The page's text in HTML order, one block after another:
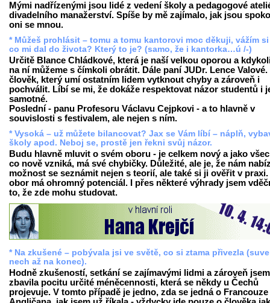
Mými nadřízenými jsou lidé z vedení školy a pedagogové
divadelního manažerství. Spíše by mě zajímalo, jak jsou
oni se mnou.
* Můžeš prohlásit – tomu a tomu kantorovi moc děkuji, vážím
co mi dal do života? Který to je? (samo, že i kantorka…ú /-)
Určitě Blance Chládkové, která je naší velkou oporou a
na ní můžeme s čímkoli obrátit. Dále paní JUDr. Lence Valové.
člověk, který umí ostatním lidem vytknout chyby a zároveň i
pochválit. Líbí se mi, že dokáže respektovat názor studentů i
samotné.
Poslední - panu Profesoru Václavu Cejpkovi - a to hlavně v
souvislosti s festivalem, ale nejen s ním.
* Vysoká – už můžete bilancovat? Jax se Vám líbí – náplň,
školy apod. Neboj se, prostě jen řekni svůj názor.
Budu hlavně mluvit o svém oboru - je celkem nový a jako
co nově vzniká, má své chybičky. Důležité, ale je, že nám
možnost se seznámit nejen s teorií, ale také si ji ověřit v praxi.
obor má ohromný potenciál. I přes některé výhrady jsem
to, že zde mohu studovat.
* Na zkušené – pobývala jsi ve světě, co si ztama přivezla
nech až na konec).
Hodně zkušeností, setkání se zajímavými lidmi a zároveň
zbavila pocitu určité méněcennosti, která se někdy u Čechů
projevuje. V tomto případě je jedno, zda se jedná o Francouze